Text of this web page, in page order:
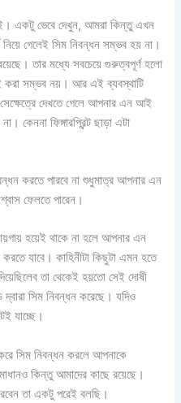
একটু ভেবে দেখুন, আমরা কিন্তু এখন
গেলেই সিম নিবন্ধন সম্ভব হয় না।
তার মধ্যে সবচেয়ে গুরুত্বপূর্ণ হলো
করা সম্ভব নয়। আর এই ব্যবস্থাটি
দেখতে গেলে আপনার এন আই
কেননা ফিঙ্গারপ্রিন্ট ছাড়া এটা
করতে পারবে না শুধুমাত্র আপনার এন
ফেলতে পারেন।
হয়েই থাকে না হলে আপনার এন
যাবে। কাহিনীটা কিছুটা এমন হতে
তা থেকেই হয়তো সেই দোষী
সিম নিবন্ধন করেছে। যদিও
যাচ্ছে।
করে সিম নিবন্ধন করলে আপনাকে
কিন্তু আমাদের কাছে রয়েছে।
তা একটু পরেই বলছি।